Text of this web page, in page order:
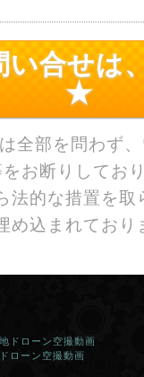
合せは
★
全部を問わず
お断りしてお
法的な措置を
め込まれており
ドローン空撮動画
ローン空撮動画